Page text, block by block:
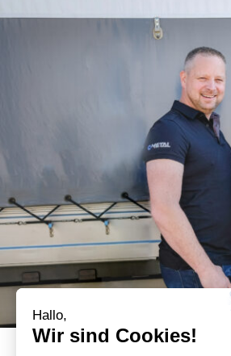
Hallo,
Wir sind Cookies!